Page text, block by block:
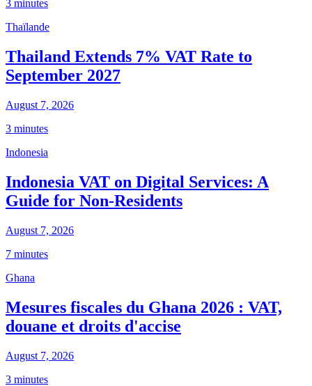
3 minutes
Thaïlande
Thailand Extends 7% VAT Rate to
September 2027
August 7, 2026
3 minutes
Indonesia
Indonesia VAT on Digital Services: A
Guide for Non-Residents
August 7, 2026
7 minutes
Ghana
Mesures fiscales du Ghana 2026 : VAT,
douane et droits d'accise
August 7, 2026
3 minutes